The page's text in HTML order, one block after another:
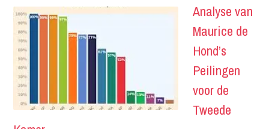
Analyse van
Maurice de
Hond’s
Peilingen
voor de
Tweede